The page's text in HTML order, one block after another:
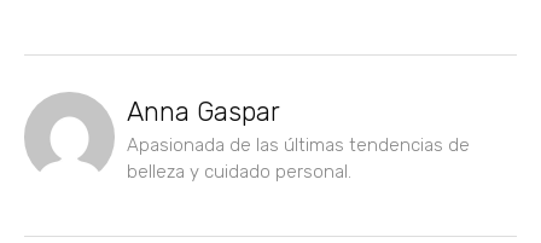
Anna Gaspar
Apasionada de las últimas tendencias de
belleza y cuidado personal.